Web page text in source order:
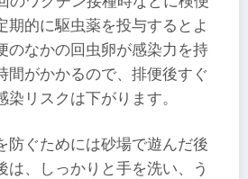
期的に駆虫薬を投与するとよ
のなかの回虫卵が感染力を持
間がかかるので、排便後すぐ
リスクは下がります。
防ぐためには砂場で遊んだ後
は、しっかりと手を洗い、う